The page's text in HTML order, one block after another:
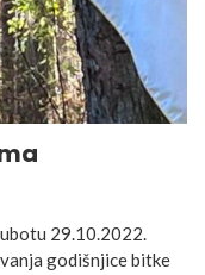
29.10.2022.
godišnjice bitke